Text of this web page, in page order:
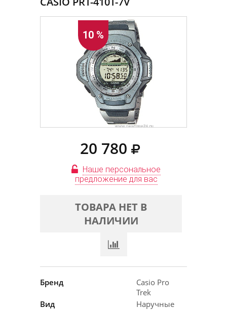
10 %
20 780
Наше персональное
предложение для вас
ТОВАРА НЕТ В
НАЛИЧИИ
Бренд
Casio Pro
Trek
Вид
Наручные